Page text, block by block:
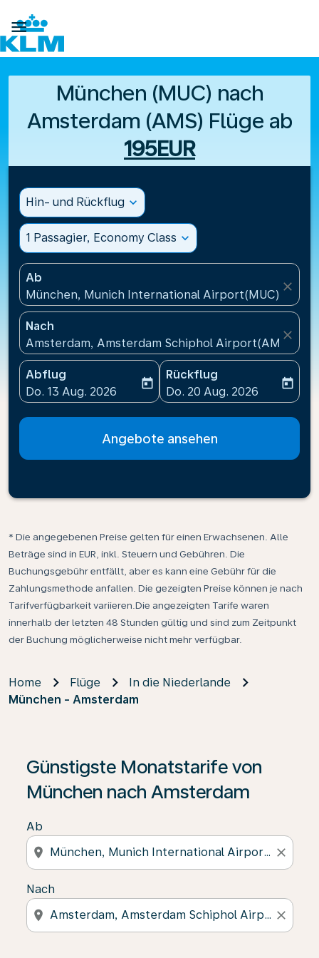

München (MUC) nach
Amsterdam (AMS) Flüge ab
195EUR
Hin- und Rückflug expand_more
1 Passagier, Economy Class expand_more
Ab
München, Munich International Airport(MUC),
close
Nach
Amsterdam, Amsterdam Schiphol Airport(AMS),
close
Abflug
fc-booking-departure-date-aria-label
Do. 13 Aug. 2026
today
Rückflug
fc-booking-return-date-
Do. 20 Aug. 2026
today
Angebote ansehen
* Die angegebenen Preise gelten für einen Erwachsenen. Alle
Beträge sind in EUR, inkl. Steuern und Gebühren. Die
Buchungsgebühr entfällt, aber es kann eine Gebühr für die
Zahlungsmethode anfallen. Die gezeigten Preise können je nach
Tarifverfügbarkeit variieren.Die angezeigten Tarife waren
innerhalb der letzten 48 Stunden gültig und sind zum Zeitpunkt
der Buchung möglicherweise nicht mehr verfügbar.
Home Flüge
In die Niederlande
München - Amsterdam
Günstigste Monatstarife von
München nach Amsterdam
Ab
location_on close
Nach
location_on close